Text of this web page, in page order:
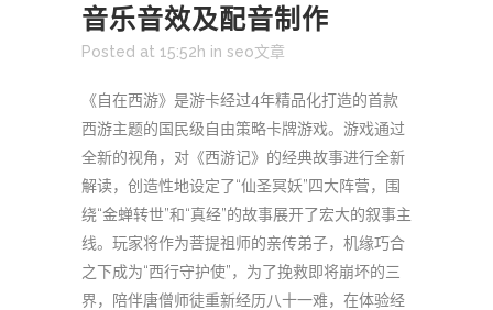
音乐音效及配音制作
Posted at 15:52h in seo文章
《自在西游》是游卡经过4年精品化打造的首款
西游主题的国民级自由策略卡牌游戏。游戏通过
全新的视角，对《西游记》的经典故事进行全新
解读，创造性地设定了“仙圣冥妖”四大阵营，围
绕“金蝉转世”和“真经”的故事展开了宏大的叙事主
线。玩家将作为菩提祖师的亲传弟子，机缘巧合
之下成为“西行守护使”，为了挽救即将崩坏的三
界，陪伴唐僧师徒重新经历八十一难，在体验经